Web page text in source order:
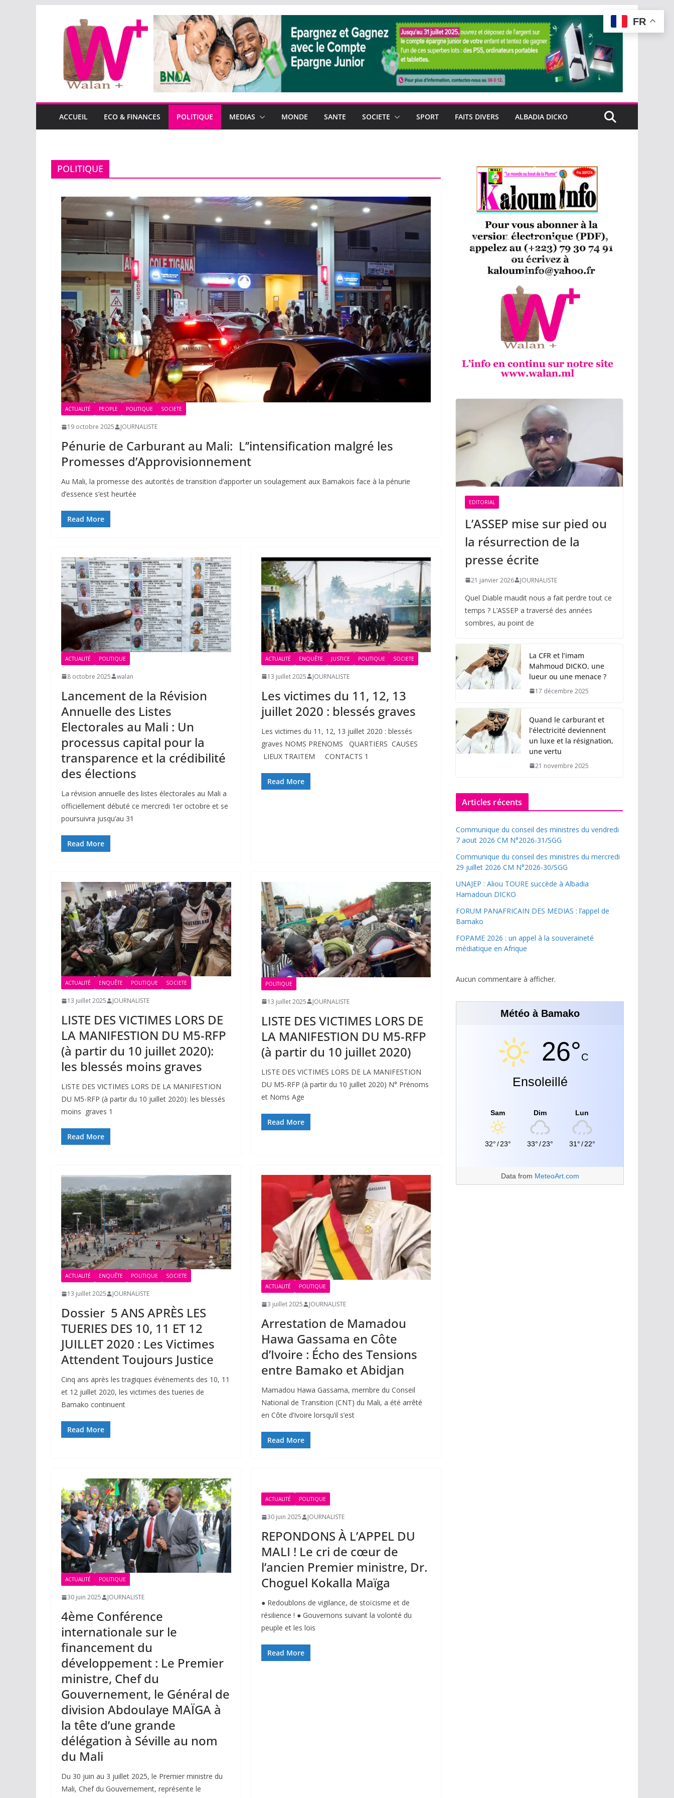
contenu
ACCUEIL ECO & FINANCES POLITIQUE MEDIAS MONDE SANTE SOCIETE SPORT FAITS DIVERS ALBADIA DICKO
POLITIQUE
ACTUALITÉ PEOPLE POLITIQUE SOCIETE
19 octobre 2025 JOURNALISTE
Pénurie de Carburant au Mali: L’’intensification malgré les
Promesses d’Approvisionnement
Au Mali, la promesse des autorités de transition d’apporter un soulagement aux Bamakois face à la pénurie
d’essence s’est heurtée
Read More
ACTUALITÉ POLITIQUE
8 octobre 2025 walan
Lancement de la Révision
Annuelle des Listes
Electorales au Mali : Un
processus capital pour la
transparence et la crédibilité
des élections
La révision annuelle des listes électorales au Mali a
officiellement débuté ce mercredi 1er octobre et se
poursuivra jusqu’au 31
Read More
ACTUALITÉ ENQUÊTE JUSTICE POLITIQUE SOCIETE
13 juillet 2025 JOURNALISTE
Les victimes du 11, 12, 13
juillet 2020 : blessés graves
Les victimes du 11, 12, 13 juillet 2020 : blessés
graves NOMS PRENOMS QUARTIERS CAUSES
LIEUX TRAITEM CONTACTS 1
Read More
ACTUALITÉ ENQUÊTE POLITIQUE SOCIETE
13 juillet 2025 JOURNALISTE
LISTE DES VICTIMES LORS DE
LA MANIFESTION DU M5-RFP
(à partir du 10 juillet 2020):
les blessés moins graves
LISTE DES VICTIMES LORS DE LA MANIFESTION
DU M5-RFP (à partir du 10 juillet 2020): les blessés
moins graves 1
Read More
POLITIQUE
13 juillet 2025 JOURNALISTE
LISTE DES VICTIMES LORS DE
LA MANIFESTION DU M5-RFP
(à partir du 10 juillet 2020)
LISTE DES VICTIMES LORS DE LA MANIFESTION
DU M5-RFP (à partir du 10 juillet 2020) N° Prénoms
et Noms Age
Read More
ACTUALITÉ ENQUÊTE POLITIQUE SOCIETE
13 juillet 2025 JOURNALISTE
Dossier 5 ANS APRÈS LES
TUERIES DES 10, 11 ET 12
JUILLET 2020 : Les Victimes
Attendent Toujours Justice
Cinq ans après les tragiques événements des 10, 11
et 12 juillet 2020, les victimes des tueries de
Bamako continuent
Read More
ACTUALITÉ POLITIQUE
3 juillet 2025 JOURNALISTE
Arrestation de Mamadou
Hawa Gassama en Côte
d’Ivoire : Écho des Tensions
entre Bamako et Abidjan
Mamadou Hawa Gassama, membre du Conseil
National de Transition (CNT) du Mali, a été arrêté
en Côte d’Ivoire lorsqu’il s’est
Read More
ACTUALITÉ POLITIQUE
30 juin 2025 JOURNALISTE
4ème Conférence
internationale sur le
financement du
développement : Le Premier
ministre, Chef du
Gouvernement, le Général de
division Abdoulaye MAÏGA à
la tête d’une grande
délégation à Séville au nom
du Mali
Du 30 juin au 3 juillet 2025, le Premier ministre du
Mali, Chef du Gouvernement, représente le
ACTUALITÉ POLITIQUE
30 juin 2025 JOURNALISTE
REPONDONS À L’APPEL DU
MALI ! Le cri de cœur de
l’ancien Premier ministre, Dr.
Choguel Kokalla Maïga
● Redoublons de vigilance, de stoïcisme et de
résilience ! ● Gouvernons suivant la volonté du
peuple et les lois
Read More
EDITORIAL
L’ASSEP mise sur pied ou
la résurrection de la
presse écrite
21 janvier 2026 JOURNALISTE
Quel Diable maudit nous a fait perdre tout ce
temps ? L’ASSEP a traversé des années
sombres, au point de
La CFR et l’imam
Mahmoud DICKO, une
lueur ou une menace ?
17 décembre 2025
Quand le carburant et
l’électricité deviennent
un luxe et la résignation,
une vertu
21 novembre 2025
Articles récents
Communique du conseil des ministres du vendredi
7 aout 2026 CM N°2026-31/SGG
Communique du conseil des ministres du mercredi
29 juillet 2026 CM N°2026-30/SGG
UNAJEP : Aliou TOURE succède à Albadia
Hamadoun DICKO
FORUM PANAFRICAIN DES MEDIAS : l’appel de
Bamako
FOPAME 2026 : un appel à la souveraineté
médiatique en Afrique
Aucun commentaire à afficher.
Météo à Bamako
26°C
Ensoleillé
Sam
32°/ 23°
Dim
33°/ 23°
Lun
31°/ 22°
Data from MeteoArt.com
FR